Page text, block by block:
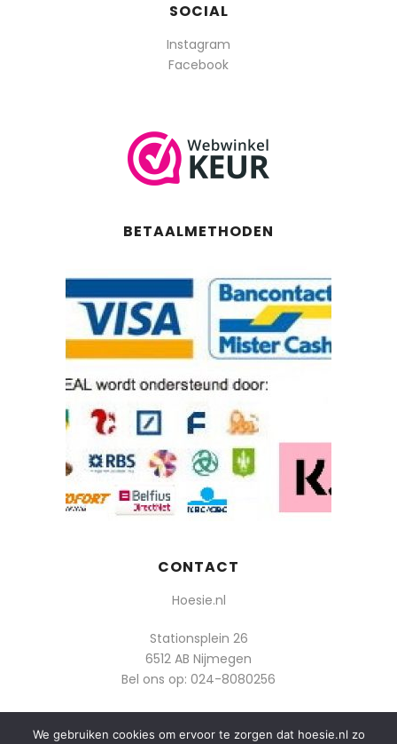
SOCIAL
Instagram
Facebook
BETAALMETHODEN
CONTACT
Hoesie.nl
Stationsplein 26
6512 AB Nijmegen
Bel ons op: 024-8080256
Of mail: info@hoesie.nl
We gebruiken cookies om ervoor te zorgen dat hoesie.nl zo